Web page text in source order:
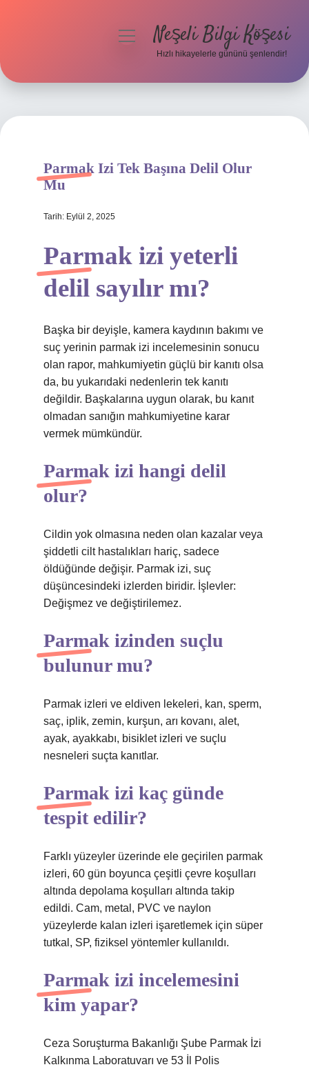
Hakkımızda
menüyüNeşeli Bilgi Köşesi
Hızlı hikayelerle gününü şenlendir!
Parmak Izi Tek Başına Delil Olur
Mu
Tarih: Eylül 2, 2025
Parmak izi yeterli
delil sayılır mı?
Başka bir deyişle, kamera kaydının bakımı ve
suç yerinin parmak izi incelemesinin sonucu
olan rapor, mahkumiyetin güçlü bir kanıtı olsa
da, bu yukarıdaki nedenlerin tek kanıtı
değildir. Başkalarına uygun olarak, bu kanıt
olmadan sanığın mahkumiyetine karar
vermek mümkündür.
Parmak izi hangi delil
olur?
Cildin yok olmasına neden olan kazalar veya
şiddetli cilt hastalıkları hariç, sadece
öldüğünde değişir. Parmak izi, suç
düşüncesindeki izlerden biridir. İşlevler:
Değişmez ve değiştirilemez.
Parmak izinden suçlu
bulunur mu?
Parmak izleri ve eldiven lekeleri, kan, sperm,
saç, iplik, zemin, kurşun, arı kovanı, alet,
ayak, ayakkabı, bisiklet izleri ve suçlu
nesneleri suçta kanıtlar.
Parmak izi kaç günde
tespit edilir?
Farklı yüzeyler üzerinde ele geçirilen parmak
izleri, 60 gün boyunca çeşitli çevre koşulları
altında depolama koşulları altında takip
edildi. Cam, metal, PVC ve naylon
yüzeylerde kalan izleri işaretlemek için süper
tutkal, SP, fiziksel yöntemler kullanıldı.
Parmak izi incelemesini
kim yapar?
Ceza Soruşturma Bakanlığı Şube Parmak İzi
Kalkınma Laboratuvarı ve 53 İl Polis